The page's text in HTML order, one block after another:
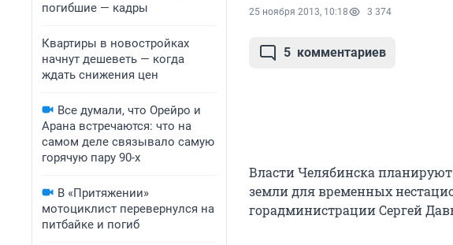
погибшие — кадры
Квартиры в новостройках
начнут дешеветь — когда
ждать снижения цен
Все думали, что Орейро и
Арана встречаются: что на
самом деле связывало самую
горячую пару 90-х
В «Притяжении»
мотоциклист перевернулся на
питбайке и погиб
25 ноября 2013, 10:18 3 374
5 комментариев
Власти Челябинска
земли для временных
горадминистрации Сергей